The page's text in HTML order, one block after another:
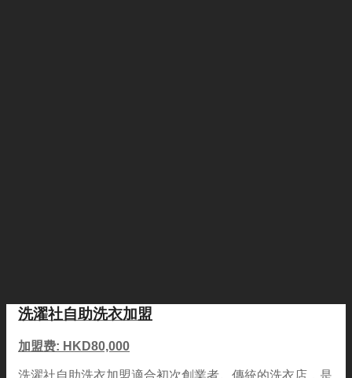
洗濯社自助洗衣加盟
加盟费: HKD80,000